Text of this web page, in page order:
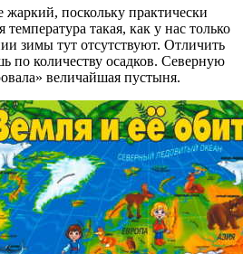
жаркий, поскольку практически
температура такая, как у нас только
зимы тут отсутствуют. Отличить
по количеству осадков. Северную
величайшая пустыня.